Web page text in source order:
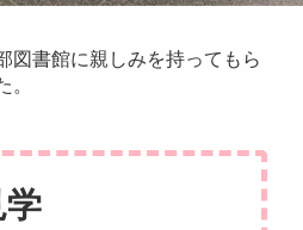
図書館に親しみを持ってもら